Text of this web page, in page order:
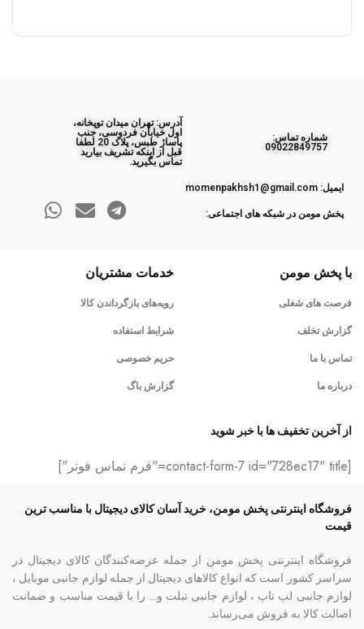
ﺷﻤﺎره ﺗﻤﺎس:
09022849757
آدرس: تهران میدان توپخانه،
اول خیابان فردوسی، جنب
پاساژ طبس، پلاک 20 لطفا
قبل از اینکه تشریف بیارید
تماس بگیرید.
ایمیل: momenpakhsh1@gmail.com
پخش مومن در شبکه های اجتماعی:
با پخش مومن
فرصت های شغلی
گزارش تخلف
تماس با ما
درباره ما
خدمات مشتریان
رویه‌های بازگرداندن کالا
شرایط استفاده
حریم خصوصی
گزارش باگ
از آخرین تخفیف ها با خبر شوید
[contact-form-7 id="728ec17" title="فرم تماس فوتر"]
فروشگاه اینترنتی پخش مومن، خرید آسان کالای دیجیتال با مناسب ترین
قیمت
فروشگاه اینترنتی پخش مومن از جمله عرضه‌کنندگان کالای دیجیتال در
سراسر کشور است که انواع کالاهای دیجیتال از جمله لوازم جانبی موبایل ،
لوازم جانبی لپ تاپ ، لوازم جانبی تبلت و… را با قیمت مناسب و ضمانت
اصالت کالا به فروش می‌رساند.